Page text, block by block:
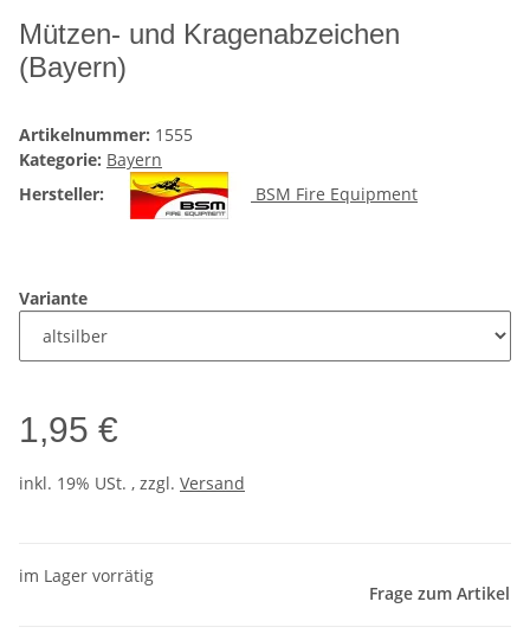
Mützen- und Kragenabzeichen
(Bayern)
Artikelnummer: 1555
Kategorie: Bayern
Hersteller:
BSM Fire Equipment
Variante
1,95 €
inkl. 19% USt. , zzgl. Versand
im Lager vorrätig
Frage zum Artikel